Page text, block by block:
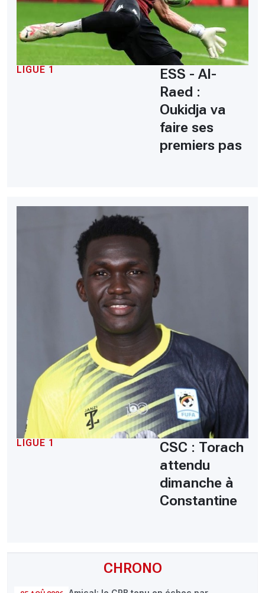
CHRONO
LIGUE 1
ESS - Al-
Raed :
Oukidja va
faire ses
premiers pas
LIGUE 1
CSC : Torach
attendu
dimanche à
Constantine